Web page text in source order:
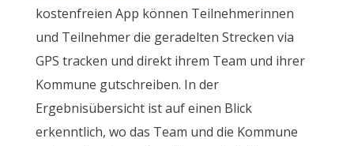
kostenfreien App können Teilnehmerinnen
und Teilnehmer die geradelten Strecken via
GPS tracken und direkt ihrem Team und ihrer
Kommune gutschreiben. In der
Ergebnisübersicht ist auf einen Blick
erkenntlich, wo das Team und die Kommune